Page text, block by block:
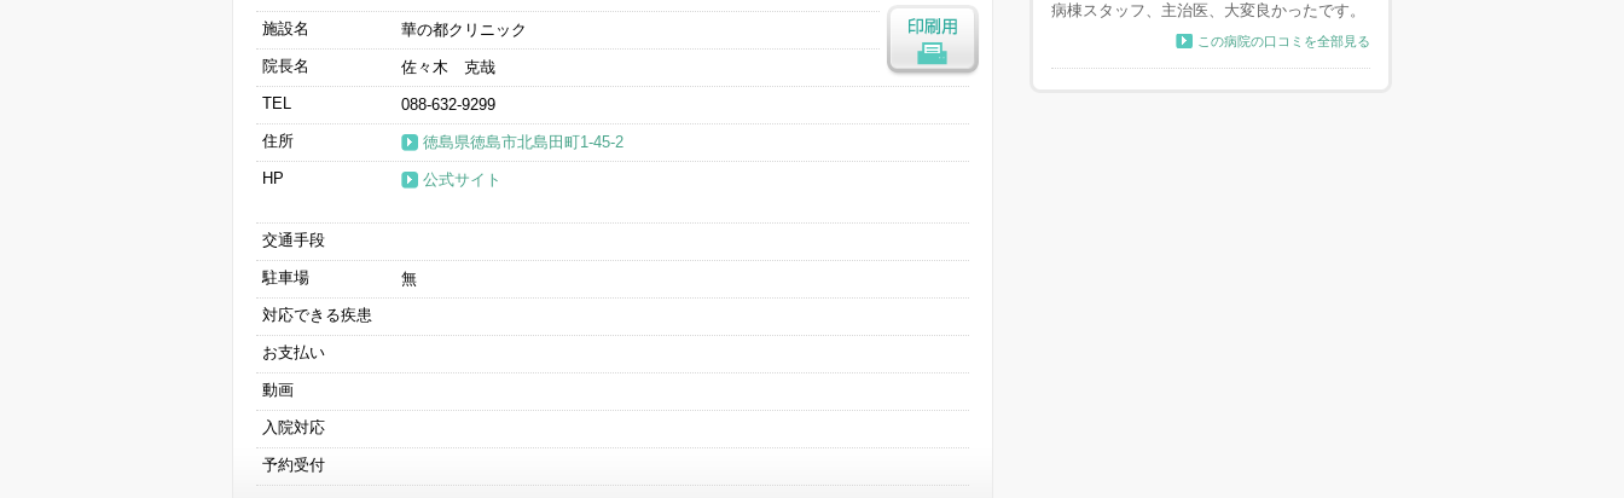
印刷用
施設名
華の都クリニック
院長名
佐々木 克哉
TEL
088-632-9299
住所
徳島県徳島市北島田町1-45-2
HP
公式サイト
交通手段
駐車場
無
対応できる疾患
お支払い
動画
入院対応
予約受付
病棟スタッフ、主治医、大変良かったです。
この病院の口コミを全部見る